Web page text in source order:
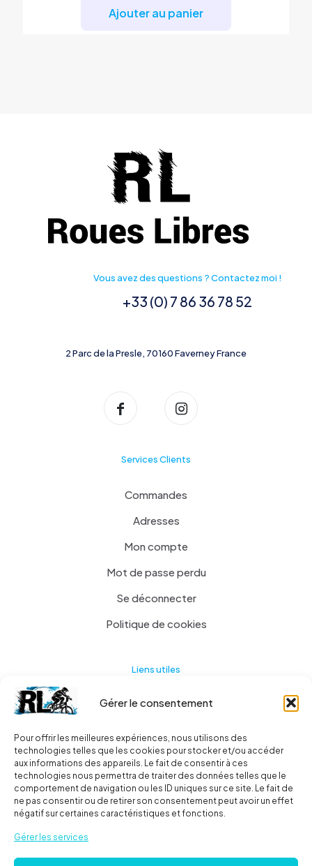
Gérer le consentement
Pour offrir les meilleures expériences, nous utilisons des
technologies telles que les cookies pour stocker et/ou accéder
aux informations des appareils. Le fait de consentir à ces
technologies nous permettra de traiter des données telles que le
comportement de navigation ou les ID uniques sur ce site. Le fait de
ne pas consentir ou de retirer son consentement peut avoir un effet
négatif sur certaines caractéristiques et fonctions.
Gérer les services
Ajouter au panier
Vous avez des questions ? Contactez moi !
+33 (0) 7 86 36 78 52
2 Parc de la Presle, 70160 Faverney France
Services Clients
Commandes
Adresses
Mon compte
Mot de passe perdu
Se déconnecter
Politique de cookies
Liens utiles
Actualités
A propos
Contact
Ma liste